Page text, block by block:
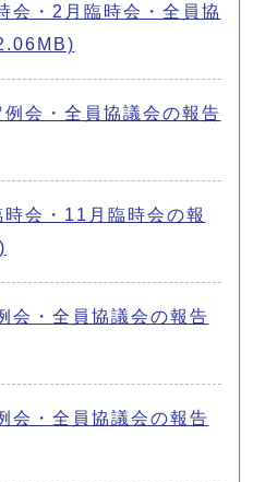
会・2月臨時会・全員協
会・全員協議会の報告
会・11月臨時会の報
会・全員協議会の報告
会・全員協議会の報告